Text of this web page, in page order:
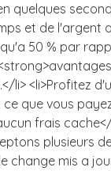
quelques
et de l'argent
50 % par
li> <li>Profitez
que vous
frais
plusieurs
change mis a